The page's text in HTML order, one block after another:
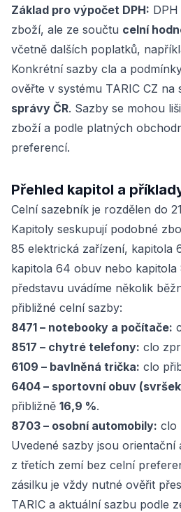
Základ pro výpočet DPH:
zboží, ale ze součtu celní
včetně dalších poplatků,
Konkrétní sazby cla a
ověřte v systému TARIC CZ na
správy ČR. Sazby se mohou
zboží a podle platných
preferencí.
Přehled kapitol a
Celní sazebník je rozdělen do
Kapitoly seskupují podobné
85 elektrická zařízení, kapitola
kapitola 64 obuv nebo kapitola
představu uvádíme několik
přibližné celní sazby:
8471 – notebooky a počítače:
8517 – chytré telefony: clo
6109 – bavlněná trička: clo
6404 – sportovní obuv
přibližně 16,9 %.
8703 – osobní automobily: clo
Uvedené sazby jsou orientační
z třetích zemí bez celní
zásilku je vždy nutné ověřit
TARIC a aktuální sazbu podle